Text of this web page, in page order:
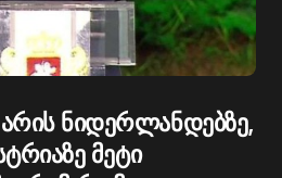
ნიდერლანდებზე,
მეტი